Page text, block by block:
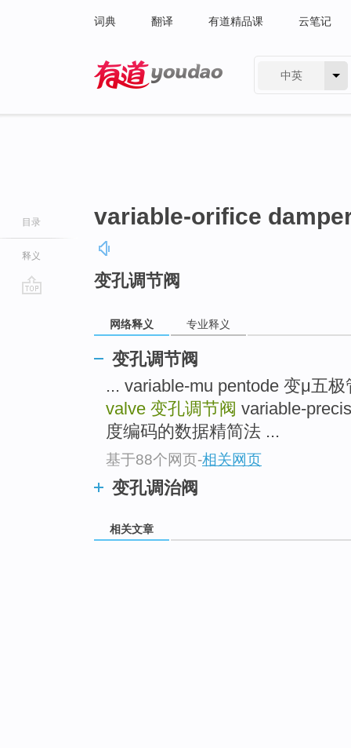
词典 翻译 有道精品课 云笔记
中英
目录
释义
variable-orifice
变孔调节阀
网络释义 专业释义
变孔调节阀
... variable-mu pentode 变μ五
valve 变孔调节阀 variable-
度编码的数据精简法 ...
基于88个网页-相关网页
变孔调治阀
相关文章